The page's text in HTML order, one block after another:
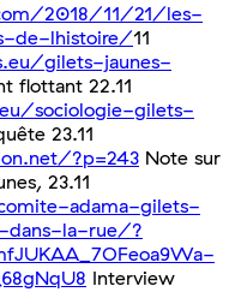
2018/11/21/les-
de-lhistoire/11
gilets-jaunes-
flottant 22.11
sociologie-gilets-
23.11
?p=243 Note sur
23.11
adama-gilets-
dans-la-rue/?
Interview